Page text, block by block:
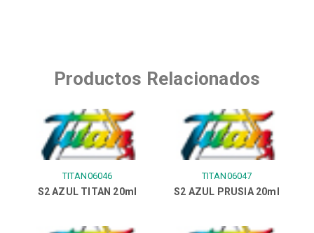
Productos Relacionados
TITAN06046
S2 AZUL TITAN 20ml
TITAN06047
S2 AZUL PRUSIA 20ml